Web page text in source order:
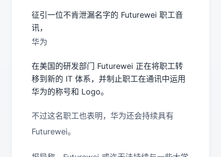
征引一位不肯泄漏名字的 Futurewei 职工音
讯，
华为
在美国的研发部门 Futurewei 正在将职工转
移到新的 IT 体系，并制止职工在通讯中运用
华为的称号和 Logo。
不过这名职工也表明，华为还会持续具有
Futurewei。